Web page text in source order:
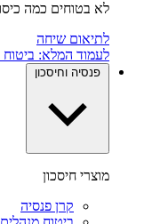
לא בטוחים כמה
לתיאום שיחה
לעמוד המלא:
פנסיה וחיסכון
מוצרי חיסכון
קרן פנסיה